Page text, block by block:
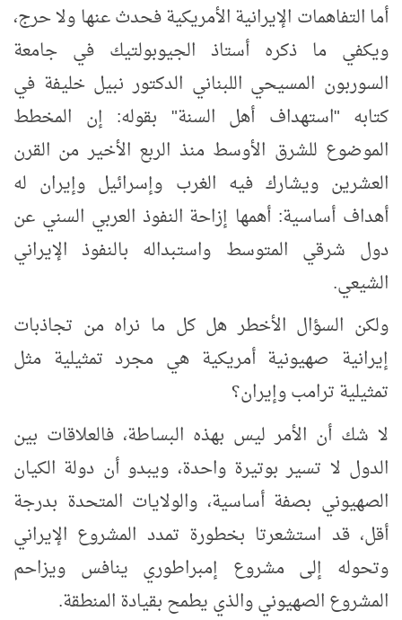
أما التفاهمات الإيرانية الأمريكية فحدث عنها ولا حرج،
ويكفي ما ذكره أستاذ الجيوبولتيك في جامعة
السوربون المسيحي اللبناني الدكتور نبيل خليفة في
كتابه "استهداف أهل السنة" بقوله: إن المخطط
الموضوع للشرق الأوسط منذ الربع الأخير من القرن
العشرين ويشارك فيه الغرب وإسرائيل وإيران له
أهداف أساسية: أهمها إزاحة النفوذ العربي السني عن
دول شرقي المتوسط واستبداله بالنفوذ الإيراني
الشيعي.
ولكن السؤال الأخطر هل كل ما نراه من تجاذبات
إيرانية صهيونية أمريكية هي مجرد تمثيلية مثل
تمثيلية ترامب وإيران؟
لا شك أن الأمر ليس بهذه البساطة، فالعلاقات بين
الدول لا تسير بوتيرة واحدة، ويبدو أن دولة الكيان
الصهيوني بصفة أساسية، والولايات المتحدة بدرجة
أقل، قد استشعرتا بخطورة تمدد المشروع الإيراني
وتحوله إلى مشروع إمبراطوري ينافس ويزاحم
المشروع الصهيوني والذي يطمح بقيادة المنطقة.